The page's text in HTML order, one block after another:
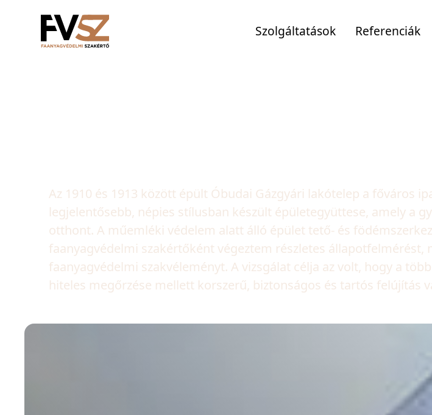
Szolgáltatások Referenciák
Az 1910 és 1913 között épült Óbudai Gázgyári lakótelep a főváros
legjelentősebb, népies stílusban készült épületegyüttese, amely a
otthont. A műemléki védelem alatt álló épület tető- és
faanyagvédelmi szakértőként végeztem részletes állapotfelmérést,
faanyagvédelmi szakvéleményt. A vizsgálat célja az volt, hogy a
hiteles megőrzése mellett korszerű, biztonságos és tartós felújítás